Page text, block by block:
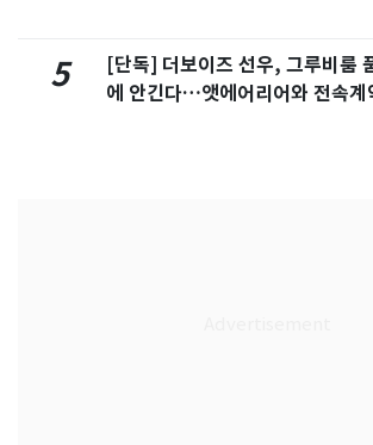
5
[단독] 더보이즈 선우, 그루비룸
에 안긴다…앳에어리어와 전속계